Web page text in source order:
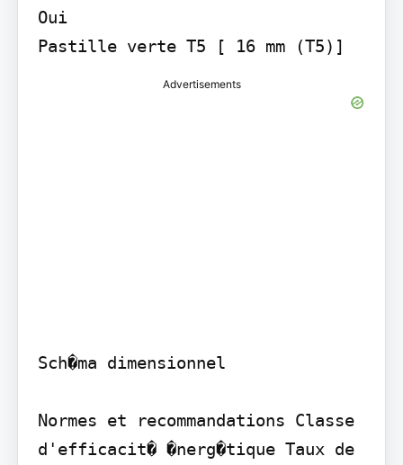
Oui
Pastille verte T5 [ 16 mm (T5)]
Advertisements
Sch�ma dimensionnel
Normes et recommandations Classe
d'efficacit� �nerg�tique Taux de